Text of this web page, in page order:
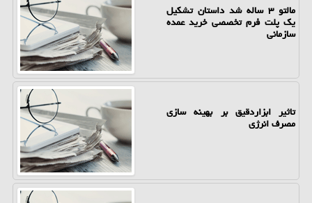
مالتو ۳ ساله شد داستان تشکیل
یک پلت فرم تخصصی خرید عمده
سازمانی
تاثیر ابزاردقیق بر بهینه سازی
مصرف انرژی